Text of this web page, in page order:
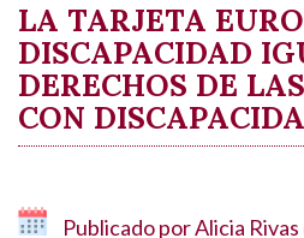
LA TARJETA
DISCAPACIDAD
DERECHOS DE
CON
Publicado porAlicia Rivas